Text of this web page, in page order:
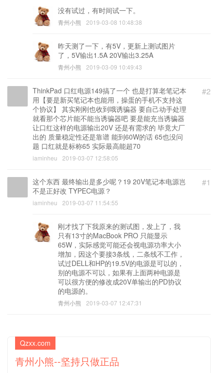
没有试过，有时间试一下。
青州小熊 2019-03-08 10:48:38
昨天测了一下，有5V，更新上测试图片
了，5V输出1.5A 20V输出3.25A
青州小熊 2019-03-09 10:49:43
#2
ThinkPad 口红电源149搞了一个 也是打算老笔记本
用【要是新买笔记本也能用，操蛋的手机不支持这
个协议】 其实刚刚也收到哦诱骗器 要自己动手处理
就看那个芯片能不能当诱骗器吧 要是能充当诱骗器
让口红这样的电源输出20V 还是有需求的 毕竟大厂
出的 质量稳定性还是靠谱 能到60W的话 65也没问
题 口红就是标称65 实际最高能超70
iaminheu 2019-03-07 12:58:05
#1
这个东西 最终输出是多少呢？19 20V笔记本电源岂
不是正好改 TYPEC电源？
iaminheu 2019-03-07 11:54:55
刚才找了下我原来的测试图，发上了，我
只有13寸的MacBook PRO 只能显示
65W，实际感觉可能还会视电源功率大小
增加，因这个要接3条线，二条线不工作，
试过DELL和HP的19.5V的电源是可以的，
别的电源不可以，如果有上面两种电源是
可以很方便的修改成20V单输出的PD协议
的电源的。
青州小熊 2019-03-07 12:47:31
Qzxx.com
青州小熊--坚持只做正品